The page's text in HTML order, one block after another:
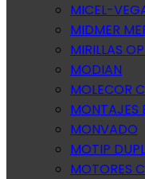
MICEL-
MIDMER
MIRILLAS
MODIAN
MOLECOR
MONTAJES
MONVADO
MOTIP
MOTORES